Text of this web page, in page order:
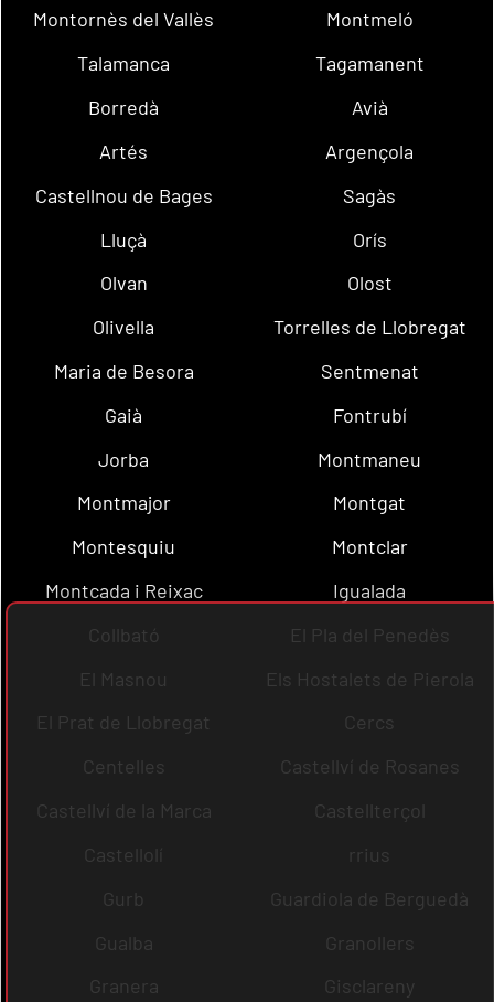
Montornès del Vallès
Montmeló
Talamanca
Tagamanent
Borredà
Avià
Artés
Argençola
Castellnou de Bages
Sagàs
Lluçà
Orís
Olvan
Olost
Olivella
Torrelles de Llobregat
Maria de Besora
Sentmenat
Gaià
Fontrubí
Jorba
Montmaneu
Montmajor
Montgat
Montesquiu
Montclar
Montcada i Reixac
Igualada
Collbató
El Pla del Penedès
El Masnou
Els Hostalets de Pierola
El Prat de Llobregat
Cercs
Centelles
Castellví de Rosanes
Castellví de la Marca
Castellterçol
Castellolí
rrius
Gurb
Guardiola de Berguedà
Gualba
Granollers
Granera
Gisclareny